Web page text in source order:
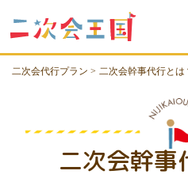
二次会代行プラン > 二次会幹事代行とは
二次会幹事